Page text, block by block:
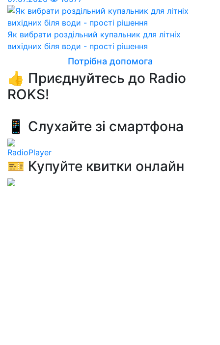
Як вибрати роздільний купальник для літніх
вихідних біля води - прості рішення
Потрібна допомога
👍 Приєднуйтесь до Radio
ROKS!
📱 Слухайте зі смартфона
RadioPlayer
🎫 Купуйте квитки онлайн